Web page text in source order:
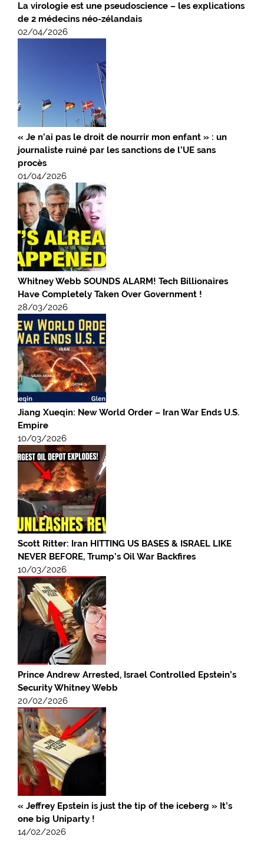
La virologie est une pseudoscience – les explications
de 2 médecins néo-zélandais
02/04/2026
« Je n’ai pas le droit de nourrir mon enfant » : un
journaliste ruiné par les sanctions de l’UE sans
procès
01/04/2026
Whitney Webb SOUNDS ALARM! Tech Billionaires
Have Completely Taken Over Government !
28/03/2026
Jiang Xueqin: New World Order – Iran War Ends U.S.
Empire
10/03/2026
Scott Ritter: Iran HITTING US BASES & ISRAEL LIKE
NEVER BEFORE, Trump’s Oil War Backfires
10/03/2026
Prince Andrew Arrested, Israel Controlled Epstein’s
Security Whitney Webb
20/02/2026
« Jeffrey Epstein is just the tip of the iceberg » It’s
one big Uniparty !
14/02/2026